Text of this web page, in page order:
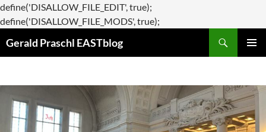
define('DISALLOW_FILE_EDIT', true);
define('DISALLOW_FILE_MODS', true);
Gerald Praschl EASTblog